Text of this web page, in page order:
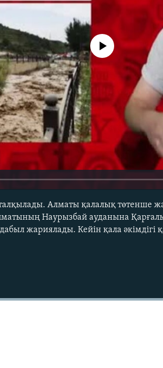
No media source currently
Алматы қалалық төтенше
Наурызбай ауданына
жариялады. Кейін қала әкімдігі